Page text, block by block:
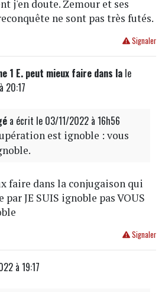
j'en doute. Zemour et ses
ne sont pas très futés.
Signaler
1 E. peut mieux faire dans lale
20:17
a écrit le 03/11/2022 à 16h56
est ignoble : vous
faire dans la conjugaison qui
par JE SUIS ignoble pas VOUS
Signaler
à 19:17